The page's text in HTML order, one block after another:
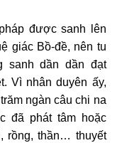
được sanh lên
giác Bồ-đề, nên tu
sanh dần dần đạt
Vì nhân duyên ấy,
ngàn câu chi na
đã phát tâm hoặc
rồng, thần… thuyết